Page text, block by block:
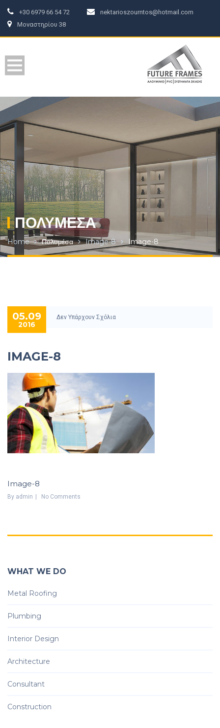
+30 6979 66 54 72
nektarioszourntos@hotmail.com
Μοναστηρίου 38
ΠΟΛΥΜΈΣΑ
Home Πολυμέσα Image-8 Image-8
05.09
2016
Δεν Υπάρχουν Σχόλια
IMAGE-8
Image-8
By Admin No Comments
WHAT WE DO
Metal Roofing
Plumbing
Interior Design
Architecture
Consultant
Construction